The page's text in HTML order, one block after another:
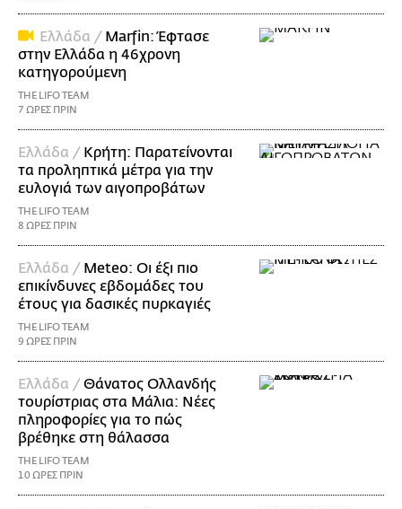
Ελλάδα / Marfin: Έφτασε
στην Ελλάδα η 46χρονη
κατηγορούμενη
THE LIFO TEAM
7 ΩΡΕΣ ΠΡΙΝ
Ελλάδα / Κρήτη: Παρατείνονται
τα προληπτικά μέτρα για την
ευλογιά των αιγοπροβάτων
THE LIFO TEAM
8 ΩΡΕΣ ΠΡΙΝ
Ελλάδα / Meteo: Οι έξι πιο
επικίνδυνες εβδομάδες του
έτους για δασικές πυρκαγιές
THE LIFO TEAM
9 ΩΡΕΣ ΠΡΙΝ
Ελλάδα /Θάνατος Ολλανδής
τουρίστριας στα Μάλια: Νέες
πληροφορίες για το πώς
βρέθηκε στη θάλασσα
THE LIFO TEAM
10 ΩΡΕΣ ΠΡΙΝ